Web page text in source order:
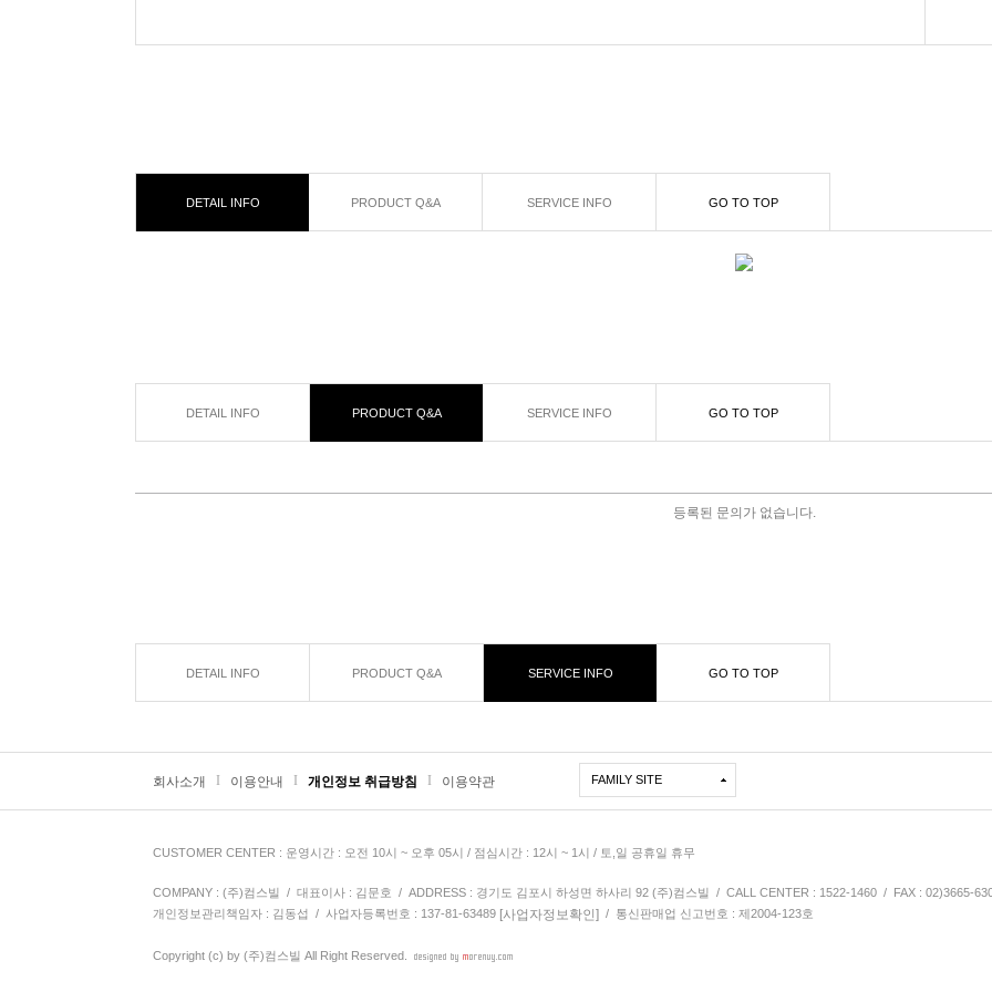
DETAIL INFO PRODUCT Q&A SERVICE INFO GO TO TOP
DETAIL INFO PRODUCT Q&A SERVICE INFO GO TO TOP
등록된 문의가 없습니다.
DETAIL INFO PRODUCT Q&A SERVICE INFO GO TO TOP
회사소개 이용안내 개인정보 취급방침 이용약관 FAMILY SITE
CUSTOMER CENTER : 운영시간 : 오전 10시 ~ 오후 05시 / 점심시간 : 12시 ~ 1시 / 토,일 공휴일 휴무
COMPANY : (주)컴스빌 / 대표이사 : 김문호 / ADDRESS : 경기도 김포시 하성면 하사리 92 (주)컴스빌 / CALL CENTER : 1522-1460 / FAX : 02)3665-
개인정보관리책임자 : 김동섭
/ 사업자등록번호 : 137-81-63489 [사업자정보확인] / 통신판매업 신고번호 : 제2004-123호
Copyright (c) by (주)컴스빌 All Right Reserved.